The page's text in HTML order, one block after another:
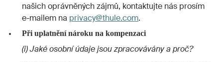
našich oprávněných zájmů, kontaktujte nás prosím
e-mailem na privacy@thule.com.
Při uplatnění nároku na kompenzaci
(i) Jaké osobní údaje jsou zpracovávány a proč?